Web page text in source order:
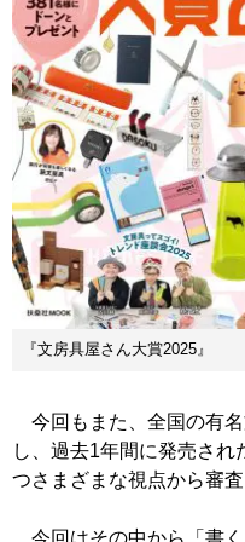
『文房具屋さん大賞2025』
今回もまた、全国の有
し、過去1年間に発売され
つさまざまな視点から審査